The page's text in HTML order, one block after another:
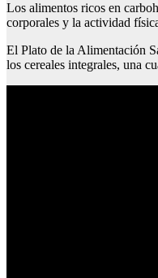
Los alimentos ricos en
corporales y la actividad
El Plato de la Alimentación
los cereales integrales, una